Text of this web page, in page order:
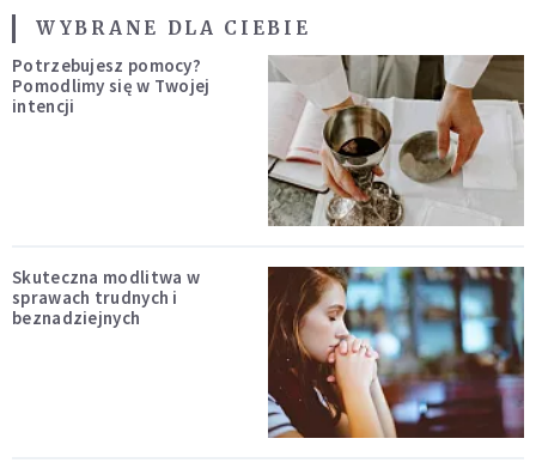
WYBRANE DLA CIEBIE
Potrzebujesz pomocy?
Pomodlimy się w Twojej
intencji
Skuteczna modlitwa w
sprawach trudnych i
beznadziejnych